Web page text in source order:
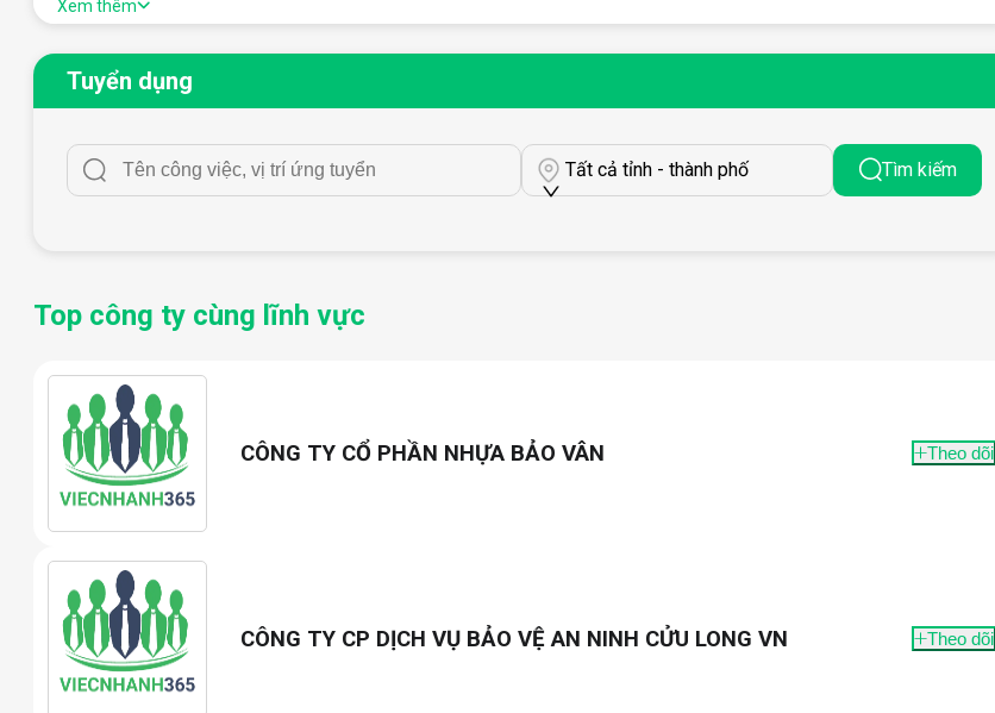
Xem thêm
Tuyển dụng
Tất cả tỉnh - thành phố Tìm kiếm
Top công ty cùng lĩnh vực
CÔNG TY CỔ PHẦN NHỰA BẢO VÂN Theo dõi
CÔNG TY CP DỊCH VỤ BẢO VỆ AN NINH CỬU LONG VN Theo dõi